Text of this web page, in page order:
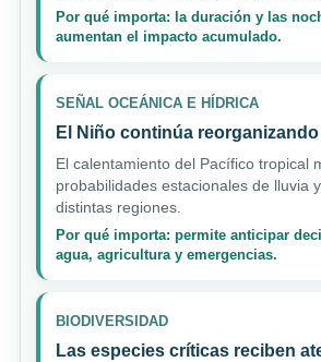
Por qué importa: la duración y las
aumentan el impacto acumulado.
SEÑAL OCEÁNICA E HÍDRICA
El Niño continúa
El calentamiento del Pacífico tropical
probabilidades estacionales de lluvia
distintas regiones.
Por qué importa: permite anticipar
agua, agricultura y emergencias.
BIODIVERSIDAD
Las especies críticas reciben